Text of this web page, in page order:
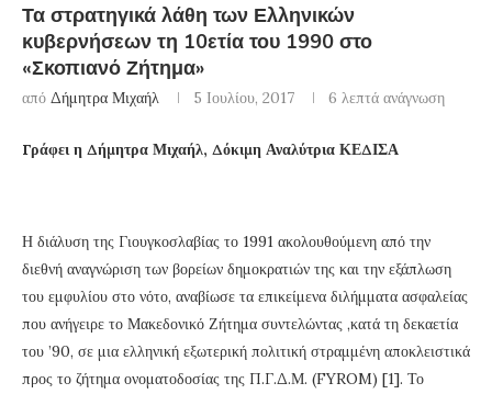
Τα στρατηγικά λάθη των Ελληνικών
κυβερνήσεων τη 10ετία του 1990 στο
«Σκοπιανό Ζήτημα»
από Δήμητρα Μιχαήλ 5 Ιουλίου, 2017 6 λεπτά ανάγνωση
Γράφει η Δήμητρα Μιχαήλ, Δόκιμη Αναλύτρια ΚΕΔΙΣΑ
Η διάλυση της Γιουγκοσλαβίας το 1991 ακολουθούμενη από την
διεθνή αναγνώριση των βορείων δημοκρατιών της και την εξάπλωση
του εμφυλίου στο νότο, αναβίωσε τα επικείμενα διλήμματα ασφαλείας
που ανήγειρε το Μακεδονικό Ζήτημα συντελώντας ,κατά τη δεκαετία
του ’90, σε μια ελληνική εξωτερική πολιτική στραμμένη αποκλειστικά
προς το ζήτημα ονοματοδοσίας της Π.Γ.Δ.Μ. (FYROM) [1]. Το